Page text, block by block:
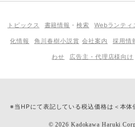
トピックス 書籍情報 ・検索 Webランティ
化情報 角川春樹小説賞 会社案内 採用情
わせ 広告主・代理店様向け
※当HPにて表記している税込価格は＜本体
©2026 Kadokawa Haruki